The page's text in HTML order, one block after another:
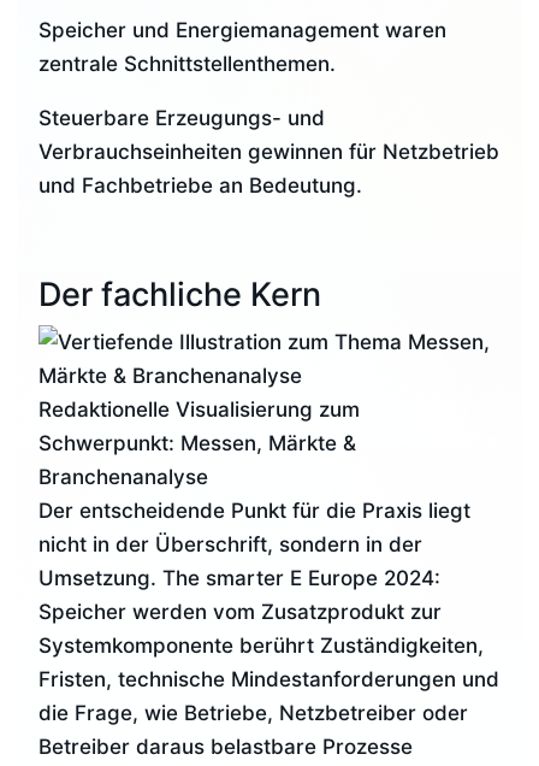
Speicher und Energiemanagement waren
zentrale Schnittstellenthemen.
Steuerbare Erzeugungs- und
Verbrauchseinheiten gewinnen für Netzbetrieb
und Fachbetriebe an Bedeutung.
Der fachliche Kern
Redaktionelle Visualisierung zum
Schwerpunkt: Messen, Märkte &
Branchenanalyse
Der entscheidende Punkt für die Praxis liegt
nicht in der Überschrift, sondern in der
Umsetzung. The smarter E Europe 2024:
Speicher werden vom Zusatzprodukt zur
Systemkomponente berührt Zuständigkeiten,
Fristen, technische Mindestanforderungen und
die Frage, wie Betriebe, Netzbetreiber oder
Betreiber daraus belastbare Prozesse